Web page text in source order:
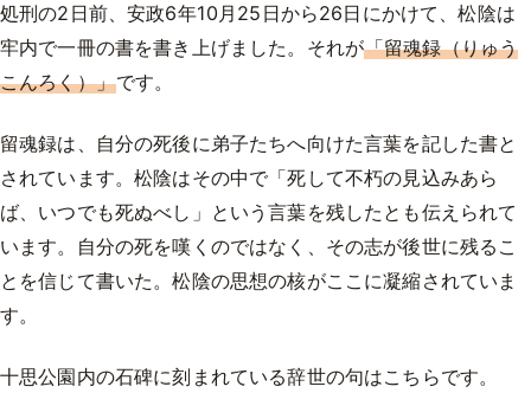
処刑の2日前、安政6年10月25日から26日にかけて、松陰は
牢内で一冊の書を書き上げました。それが「留魂録（りゅう
こんろく）」です。
留魂録は、自分の死後に弟子たちへ向けた言葉を記した書と
されています。松陰はその中で「死して不朽の見込みあら
ば、いつでも死ぬべし」という言葉を残したとも伝えられて
います。自分の死を嘆くのではなく、その志が後世に残るこ
とを信じて書いた。松陰の思想の核がここに凝縮されていま
す。
十思公園内の石碑に刻まれている辞世の句はこちらです。